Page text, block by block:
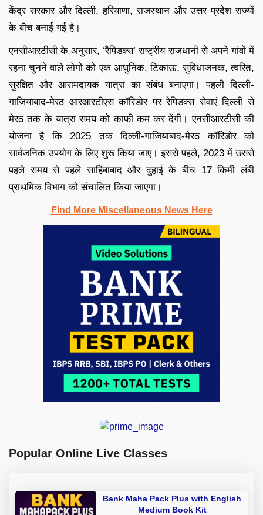
केंद्र सरकार और दिल्ली, हरियाणा, राजस्थान और उत्तर प्रदेश राज्यों
के बीच बनाई गई है।
एनसीआरटीसी के अनुसार, ‘रैपिडक्स’ राष्ट्रीय राजधानी से अपने गांवों में
रहना चुनने वाले लोगों को एक आधुनिक, टिकाऊ, सुविधाजनक, त्वरित,
सुरक्षित और आरामदायक यात्रा का संबंध बनाएगा। पहली दिल्ली-
गाजियाबाद-मेरठ आरआरटीएस कॉरिडोर पर रेपिडक्स सेवाएं दिल्ली से
मेरठ तक के यात्रा समय को काफी कम कर देंगी। एनसीआरटीसी की
योजना है कि 2025 तक दिल्ली-गाजियाबाद-मेरठ कॉरिडोर को
सार्वजनिक उपयोग के लिए शुरू किया जाए। इससे पहले, 2023 में उससे
पहले समय से पहले साहिबाबाद और दुहाई के बीच 17 किमी लंबी
प्राथमिक विभाग को संचालित किया जाएगा।
Find More Miscellaneous News Here
Popular Online Live Classes
Bank Maha Pack Plus with English
Medium Book Kit